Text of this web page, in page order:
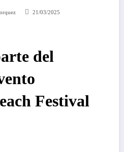
21/03/2025
del
Festival